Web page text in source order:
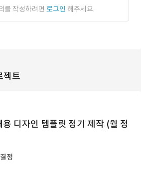
를 작성하려면 로그인 해주세요.
젝트
디자인 템플릿 정기 제작 (월 정
정